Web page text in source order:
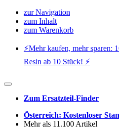
zur Navigation
zum Inhalt
zum Warenkorb
⚡️Mehr kaufen, mehr sparen:
Resin ab 10 Stück! ⚡️
Zum Ersatzteil-Finder
Österreich: Kostenloser
Mehr als 11.100 Artikel